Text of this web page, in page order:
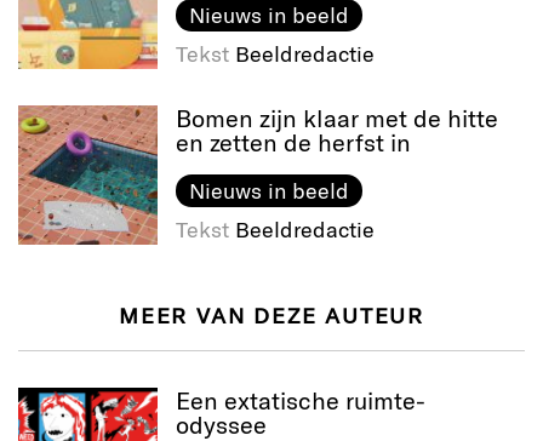
Nieuws in beeld
Tekst Beeldredactie
Bomen zijn klaar met de hitte
en zetten de herfst in
Nieuws in beeld
Tekst Beeldredactie
MEER VAN DEZE AUTEUR
Een extatische ruimte-
odyssee